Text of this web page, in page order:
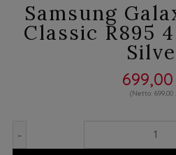
Samsung
Classic R895
699,00
699,00
-